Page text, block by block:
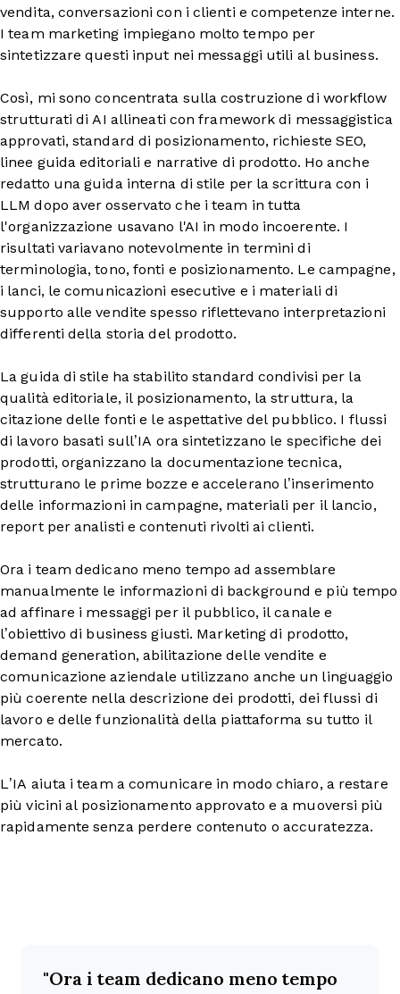
vendita, conversazioni con i clienti e competenze interne.
I team marketing impiegano molto tempo per
sintetizzare questi input nei messaggi utili al business.
Così, mi sono concentrata sulla costruzione di workflow
strutturati di AI allineati con framework di messaggistica
approvati, standard di posizionamento, richieste SEO,
linee guida editoriali e narrative di prodotto. Ho anche
redatto una guida interna di stile per la scrittura con i
LLM dopo aver osservato che i team in tutta
l'organizzazione usavano l'AI in modo incoerente. I
risultati variavano notevolmente in termini di
terminologia, tono, fonti e posizionamento. Le campagne,
i lanci, le comunicazioni esecutive e i materiali di
supporto alle vendite spesso riflettevano interpretazioni
differenti della storia del prodotto.
La guida di stile ha stabilito standard condivisi per la
qualità editoriale, il posizionamento, la struttura, la
citazione delle fonti e le aspettative del pubblico. I flussi
di lavoro basati sull’IA ora sintetizzano le specifiche dei
prodotti, organizzano la documentazione tecnica,
strutturano le prime bozze e accelerano l’inserimento
delle informazioni in campagne, materiali per il lancio,
report per analisti e contenuti rivolti ai clienti.
Ora i team dedicano meno tempo ad assemblare
manualmente le informazioni di background e più tempo
ad affinare i messaggi per il pubblico, il canale e
l’obiettivo di business giusti. Marketing di prodotto,
demand generation, abilitazione delle vendite e
comunicazione aziendale utilizzano anche un linguaggio
più coerente nella descrizione dei prodotti, dei flussi di
lavoro e delle funzionalità della piattaforma su tutto il
mercato.
L’IA aiuta i team a comunicare in modo chiaro, a restare
più vicini al posizionamento approvato e a muoversi più
rapidamente senza perdere contenuto o accuratezza.
Ora i team dedicano meno tempo